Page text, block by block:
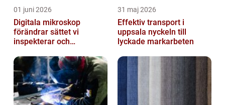
01 juni 2026
Digitala mikroskop
förändrar sättet vi
inspekterar och
31 maj 2026
Effektiv transport i
uppsala nyckeln till
lyckade markarbeten